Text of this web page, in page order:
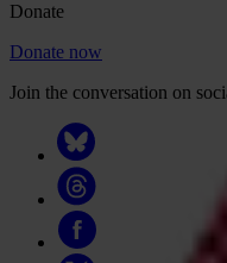
Donate
Donate now
Join the conversation on